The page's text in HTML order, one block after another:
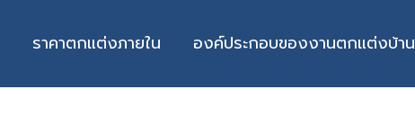
ราคาตกแต่งภายใน องค์ประกอบของงานตกแต่งบ้าน